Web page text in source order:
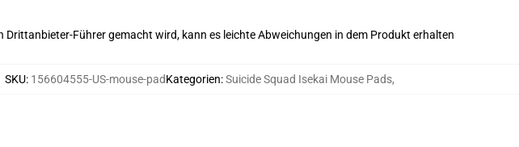
Drittanbieter-Führer gemacht wird, kann es leichte Abweichungen in dem Produkt erhalten
SKU: 156604555-US-mouse-padKategorien:Suicide Squad Isekai Mouse Pads,